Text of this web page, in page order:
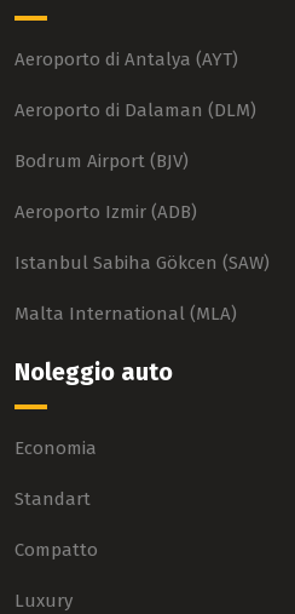
Aeroporto di Antalya (AYT)
Aeroporto di Dalaman (DLM)
Bodrum Airport (BJV)
Aeroporto Izmir (ADB)
Istanbul Sabiha Gökcen (SAW)
Malta International (MLA)
Noleggio auto
Economia
Standart
Compatto
Luxury